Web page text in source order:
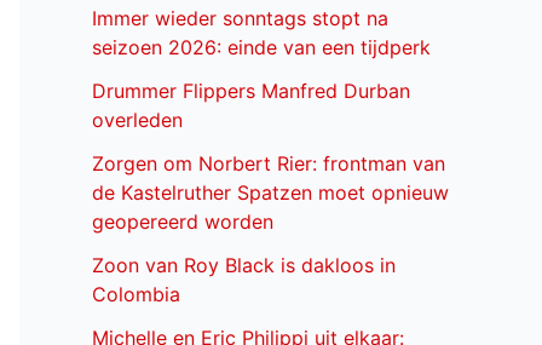
Immer wieder sonntags stopt na
seizoen 2026: einde van een tijdperk
Drummer Flippers Manfred Durban
overleden
Zorgen om Norbert Rier: frontman van
de Kastelruther Spatzen moet opnieuw
geopereerd worden
Zoon van Roy Black is dakloos in
Colombia
Michelle en Eric Philippi uit elkaar: